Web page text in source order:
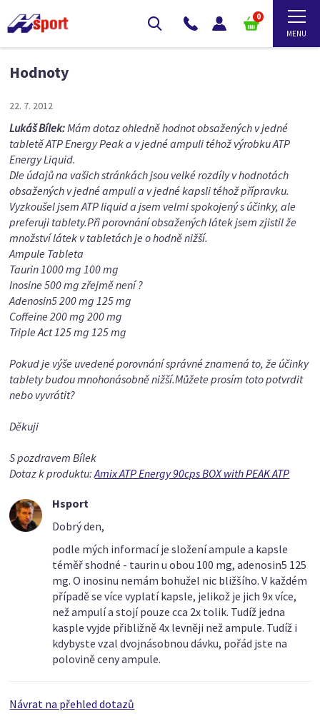
0
Hodnoty
22. 7. 2012
Lukáš Bílek:Mám dotaz ohledně hodnot obsažených v jedné
tabletě ATP Energy Peak a v jedné ampuli téhož výrobku ATP
Energy Liquid.
Dle údajů na vašich stránkách jsou velké rozdíly v hodnotách
obsažených v jedné ampuli a v jedné kapsli téhož přípravku.
Vyzkoušel jsem ATP liquid a jsem velmi spokojený s účinky, ale
preferuji tablety.Při porovnání obsažených látek jsem zjistil že
množství látek v tabletách je o hodně nižší.
Ampule Tableta
Taurin 1000 mg 100 mg
Inosine 500 mg zřejmě není ?
Adenosin5 200 mg 125 mg
Coffeine 200 mg 200 mg
Triple Act 125 mg 125 mg
Pokud je výše uvedené porovnání správné znamená to, že účinky
tablety budou mnohonásobně nižší.Můžete prosím toto potvrdit
nebo vyvrátit?
Děkuji
S pozdravem Bílek
Dotaz k produktu:Amix ATP Energy 90cps BOX with PEAK ATP
Hsport
Dobrý den,
podle mých informací je složení ampule a kapsle
téměř shodné - taurin u obou 100 mg, adenosin5 125
mg. O inosinu nemám bohužel nic bližšího. V každém
případě se více vyplatí kapsle, jelikož je jich 9x více,
než ampulí a stojí pouze cca 2x tolik. Tudíž jedna
kasple vyjde přibližně 4x levněji než ampule. Tudíž i
kdybyste vzal dvojnásobnou dávku, pořád jste na
polovině ceny ampule.
Návrat na přehled dotazů